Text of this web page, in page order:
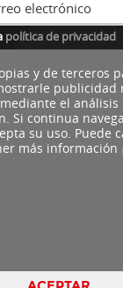
electrónico
política de privacidad
a otras ofertas o
y de terceros
publicidad
el análisis
Si continua
su uso. Puede
más información